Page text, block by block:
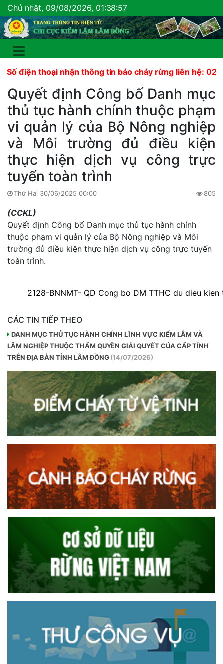
Chủ nhật, 09/08/2026, 01:38:58
thoại nhận thông tin báo cháy rừng liên hệ: 02633
Quyết định Công bố Danh mục
thủ tục hành chính thuộc phạm
vi quản lý của Bộ Nông nghiệp
và Môi trường đủ điều kiện
thực hiện dịch vụ công trực
tuyến toàn trình
Thứ Hai 30/06/2025 00:00 805
(CCKL)
Quyết định Công bố Danh mục thủ tục hành chính
thuộc phạm vi quản lý của Bộ Nông nghiệp và Môi
trường đủ điều kiện thực hiện dịch vụ công trực tuyến
toàn trình.
2128-BNNMT- QD Cong bo DM TTHC du dieu
CÁC TIN TIẾP THEO
DANH MỤC THỦ TỤC HÀNH CHÍNH LĨNH VỰC KIỂM LÂM VÀ
LÂM NGHIỆP THUỘC THẨM QUYỀN GIẢI QUYẾT CỦA CẤP TỈNH
TRÊN ĐỊA BÀN TỈNH LÂM ĐỒNG (14/07/2026)